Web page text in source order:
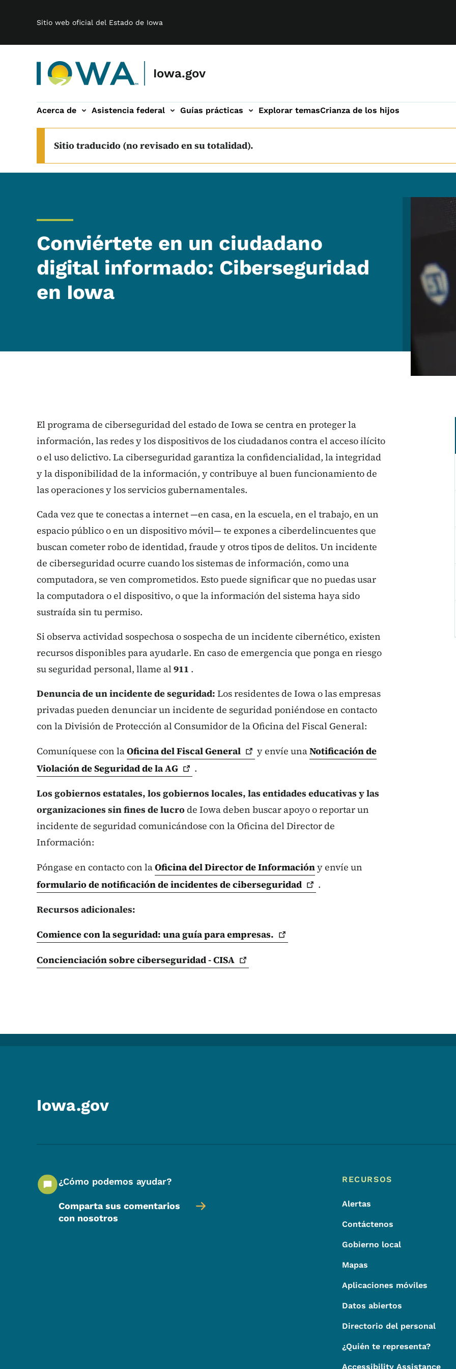
Sitio web oficial del Estado de Iowa
Iowa.gov
Acerca de Asistencia federal Guías prácticas
navegación Explorar temasCrianza de los hijos
Sitio traducido (no revisado en su totalidad).
Conviértete en un ciudadano
digital informado: Ciberseguridad
en Iowa
Image
El programa de ciberseguridad del estado de Iowa se centra en proteger la
información, las redes y los dispositivos de los ciudadanos contra el acceso ilícito
o el uso delictivo. La ciberseguridad garantiza la confidencialidad, la integridad
y la disponibilidad de la información, y contribuye al buen funcionamiento de
las operaciones y los servicios gubernamentales.
Cada vez que te conectas a internet —en casa, en la escuela, en el trabajo, en un
espacio público o en un dispositivo móvil— te expones a ciberdelincuentes que
buscan cometer robo de identidad, fraude y otros tipos de delitos. Un incidente
de ciberseguridad ocurre cuando los sistemas de información, como una
computadora, se ven comprometidos. Esto puede significar que no puedas usar
la computadora o el dispositivo, o que la información del sistema haya sido
sustraída sin tu permiso.
Si observa actividad sospechosa o sospecha de un incidente cibernético, existen
recursos disponibles para ayudarle. En caso de emergencia que ponga en riesgo
su seguridad personal, llame al911 .
Denuncia de un incidente de seguridad: Los residentes de Iowa o las empresas
privadas pueden denunciar un incidente de seguridad poniéndose en contacto
con la División de Protección al Consumidor de la Oficina del Fiscal General:
Comuníquese con laOficina del FiscalGeneral y envíe unaNotificación de
Violación de Seguridad de laAG
.
Los gobiernos estatales, los gobiernos locales, las entidades educativas y las
organizaciones sin fines de lucrode Iowa deben buscar apoyo o reportar un
incidente de seguridad comunicándose con la Oficina del Director de
Información:
Póngase en contacto con laOficina del Director de Informacióny envíe un
formulario de notificación de incidentes deciberseguridad
.
Recursos adicionales:
Comience con la seguridad: una guía paraempresas.
Concienciación sobre ciberseguridad -CISA
Iowa.gov
¿Cómo podemos ayudar?
Comparta sus comentarios
con nosotros
Menú de pie de página
Footer
RECURSOS
Alertas
Contáctenos
Gobierno local
Mapas
Aplicaciones móviles
Datos abiertos
Directorio del personal
¿Quién te representa?
Accessibility Assistance